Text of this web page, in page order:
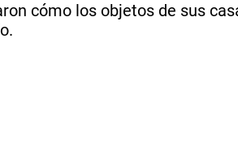
cómo los objetos de sus